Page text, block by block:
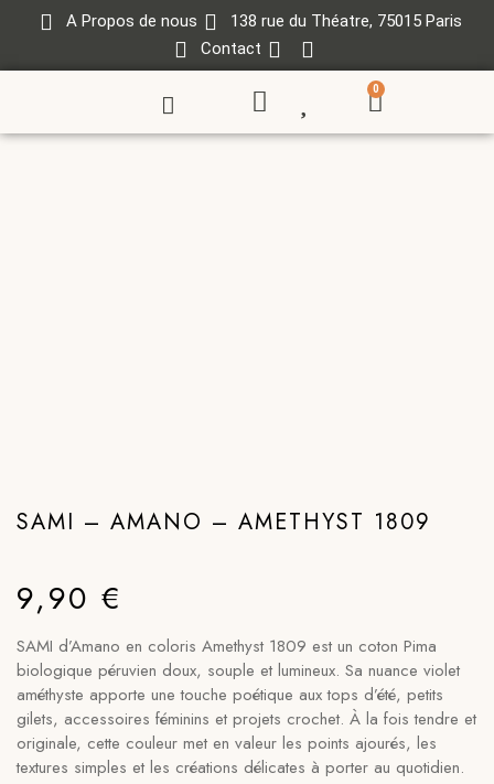
A Propos de nous
138 rue du Théatre, 75015 Paris
Contact
0
SAMI – AMANO – AMETHYST 1809
9,90 €
SAMI d’Amano en coloris Amethyst 1809 est un coton Pima
biologique péruvien doux, souple et lumineux. Sa nuance violet
améthyste apporte une touche poétique aux tops d’été, petits
gilets, accessoires féminins et projets crochet. À la fois tendre et
originale, cette couleur met en valeur les points ajourés, les
textures simples et les créations délicates à porter au quotidien.